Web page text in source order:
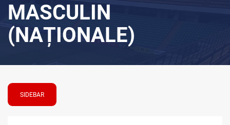
MASCULIN
(NAȚIONALE)
SIDEBAR